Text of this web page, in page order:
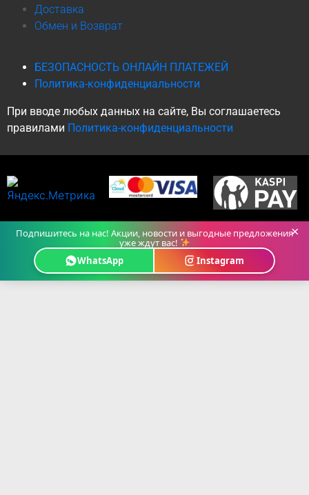
Доставка
Обмен и Возврат
БЕЗОПАСНОСТЬ ОНЛАЙН ПЛАТЕЖЕЙ
Политика-конфиденциальности
При вводе любых данных на сайте, Вы соглашаетесь
правилами Политика-конфиденциальности
Подпишитесь на нас! Акции, новости и выгодные предложения
уже ждут вас!
WhatsApp
Instagram
×